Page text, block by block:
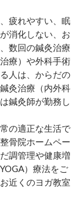
疲れやすい、眠
消化しない、お
数回の鍼灸治療
療）や外科手術
人は、からだの
灸治療（内外科
鍼灸師が勤務し
の適正な生活で
骨院ホームペー
調管理や健康増
）療法をご
近くのヨガ教室